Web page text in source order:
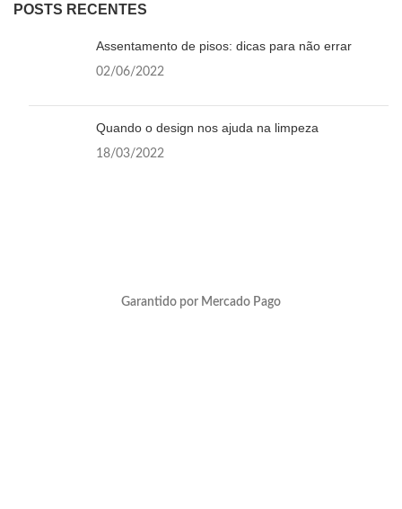
POSTS RECENTES
Assentamento de pisos: dicas para não errar
02/06/2022
Quando o design nos ajuda na limpeza
18/03/2022
Garantido por Mercado Pago